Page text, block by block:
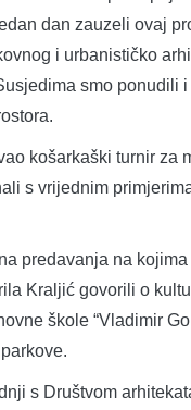
dan zauzeli ovaj
i urbanističko
smo ponudili
košarkaški turnir za
s vrijednim
predavanja na
Kraljić govorili o
škole “Vladimir
s Društvom